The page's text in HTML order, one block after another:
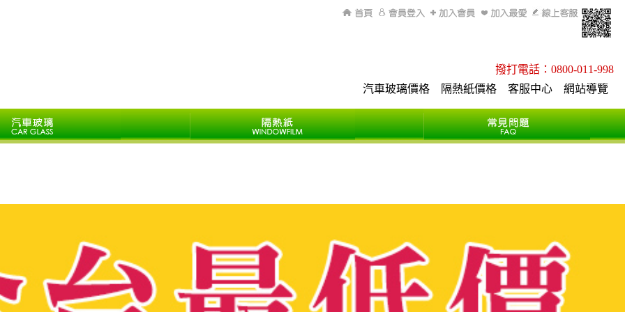
回首頁 會員登入 加入會員 加入最愛 線上客服
撥打電話：0800-011-998
汽車玻璃價格
隔熱紙價格 客服中心 網站導覽